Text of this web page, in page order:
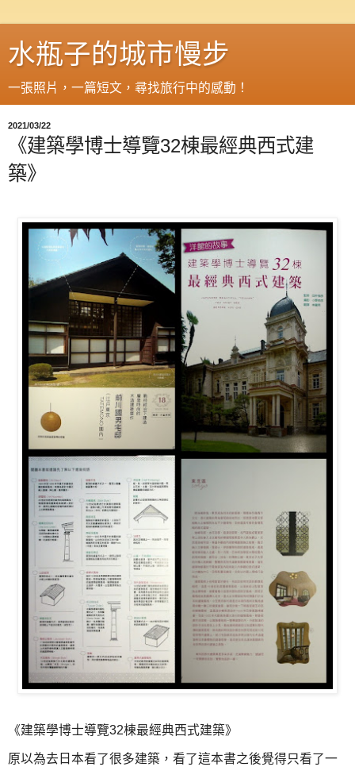
水瓶子的城市慢步
一張照片，一篇短文，尋找旅行中的感動！
2021/03/22
《建築學博士導覽32棟最經典西式建
築》
《建築學博士導覽32棟最經典西式建築》
原以為去日本看了很多建築，看了這本書之後覺得只看了一